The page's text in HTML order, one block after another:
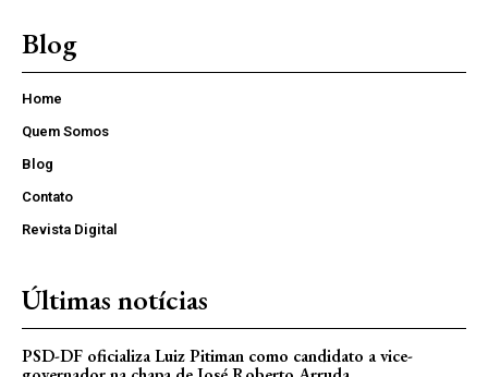
Blog
Home
Quem Somos
Blog
Contato
Revista Digital
Últimas notícias
PSD-DF oficializa Luiz Pitiman como candidato a vice-